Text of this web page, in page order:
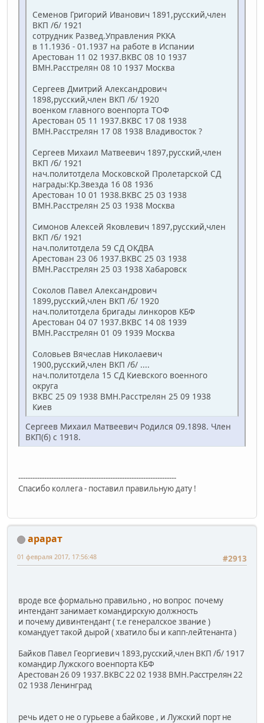
Семенов Григорий Иванович 1891,русский,член
ВКП /б/ 1921
сотрудник Развед.Управления РККА
в 11.1936 - 01.1937 на работе в Испании
Арестован 11 02 1937.ВКВС 08 10 1937
ВМН.Расстрелян 08 10 1937 Москва
Сергеев Дмитрий Александрович
1898,русский,член ВКП /б/ 1920
военком главного военпорта ТОФ
Арестован 05 11 1937.ВКВС 17 08 1938
ВМН.Расстрелян 17 08 1938 Владивосток ?
Сергеев Михаил Матвеевич 1897,русский,член
ВКП /б/ 1921
нач.политотдела Московской Пролетарской СД
награды:Кр.Звезда 16 08 1936
Арестован 10 01 1938.ВКВС 25 03 1938
ВМН.Расстрелян 25 03 1938 Москва
Симонов Алексей Яковлевич 1897,русский,член
ВКП /б/ 1921
нач.политотдела 59 СД ОКДВА
Арестован 23 06 1937.ВКВС 25 03 1938
ВМН.Расстрелян 25 03 1938 Хабаровск
Соколов Павел Александрович
1899,русский,член ВКП /б/ 1920
нач.политотдела бригады линкоров КБФ
Арестован 04 07 1937.ВКВС 14 08 1939
ВМН.Расстрелян 01 09 1939 Москва
Соловьев Вячеслав Николаевич
1900,русский,член ВКП /б/ ....
нач.политотдела 15 СД Киевского военного
округа
ВКВС 25 09 1938 ВМН.Расстрелян 25 09 1938
Киев
Сергеев Михаил Матвеевич Родился 09.1898. Член
ВКП(б) с 1918.
-------------------------------------------------------------------
Спасибо коллега - поставил правильную дату !
арарат
#2913
01 февраля 2017, 17:56:48
вроде все формально правильно , но вопрос почему
интендант занимает командирскую должность
и почему дивинтендант ( т.е генералское звание )
командует такой дырой ( хватило бы и капп-лейтенанта )
Байков Павел Георгиевич 1893,русский,член ВКП /б/ 1917
командир Лужского военпорта КБФ
Арестован 26 09 1937.ВКВС 22 02 1938 ВМН.Расстрелян 22
02 1938 Ленинград
речь идет о не о гурьеве а байкове , и Лужский порт не